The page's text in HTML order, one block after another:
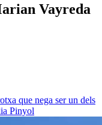
Vayreda
que nega ser un dels
Pinyol